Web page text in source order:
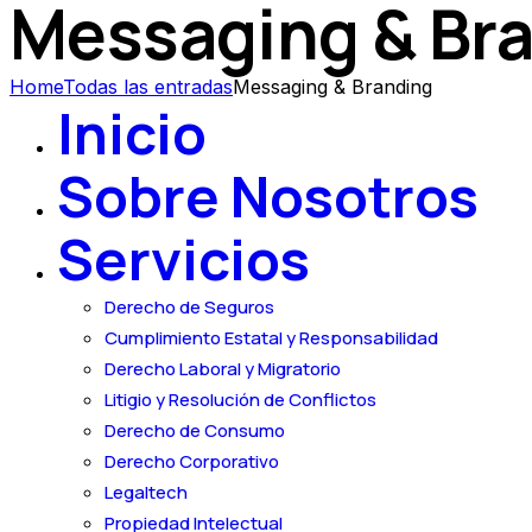
Messaging &
HomeTodas las entradasMessaging & Branding
Inicio
Sobre Nosotros
Servicios
Derecho de Seguros
Cumplimiento Estatal y Responsabilidad
Derecho Laboral y Migratorio
Litigio y Resolución de Conflictos
Derecho de Consumo
Derecho Corporativo
Legaltech
Propiedad Intelectual